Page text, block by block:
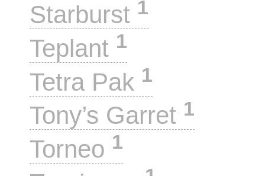
Starburst 1
Teplant 1
Tetra Pak 1
Tony’s Garret 1
Torneo 1